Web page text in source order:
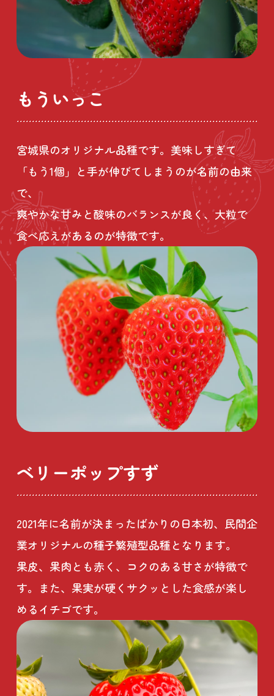
もういっこ
宮城県のオリジナル品種です。美味しすぎて
「もう1個」と手が伸びてしまうのが名前の由来
で、
爽やかな甘みと酸味のバランスが良く、大粒で
食べ応えがあるのが特徴です。
ベリーポップすず
2021年に名前が決まったばかりの日本初、民間企
業オリジナルの種子繁殖型品種となります。
果皮、果肉とも赤く、コクのある甘さが特徴で
す。また、果実が硬くサクッとした食感が楽し
めるイチゴです。